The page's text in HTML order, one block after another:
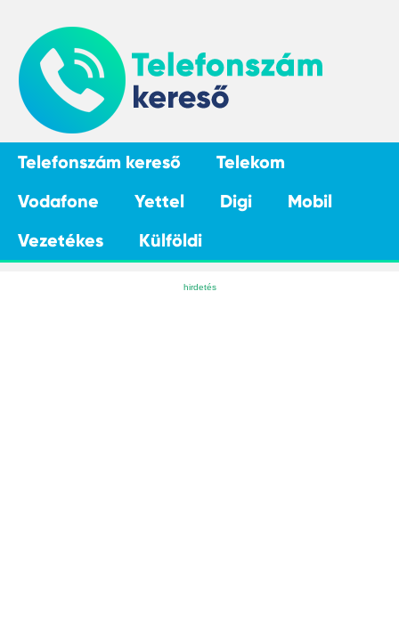
Telefonszám kereső
Telekom
Vodafone
Yettel Digi
Mobil
Vezetékes
Külföldi